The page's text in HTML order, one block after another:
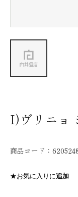
I)ヴリニョ
商品コード：
★お気に入りに追加